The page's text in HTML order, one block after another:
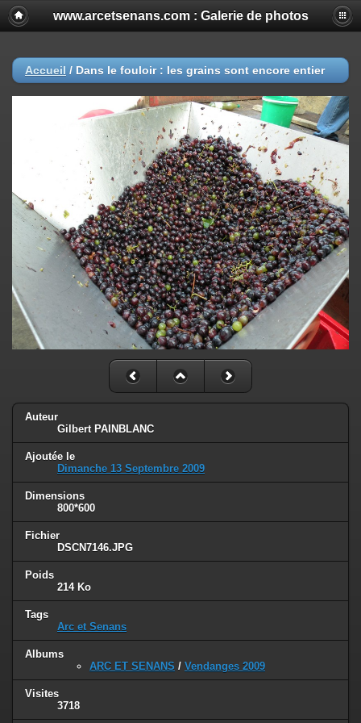
www.arcetsenans.com : Galerie de photos
Accueil / Dans le fouloir : les grains sont encore entier
Auteur
Gilbert PAINBLANC
Ajoutée le
Dimanche 13 Septembre 2009
Dimensions
800*600
Fichier
DSCN7146.JPG
Poids
214 Ko
Tags
Arc et Senans
Albums
ARC ET SENANS / Vendanges 2009
Visites
3718